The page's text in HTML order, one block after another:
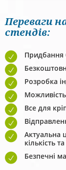
Переваги
стендів:
Придбання
Розробка
Можливість
Все для
Актуальна
кількість
Безпечні